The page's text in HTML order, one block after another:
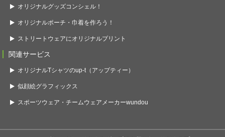
オリジナルグッズコンシェル！
オリジナルポーチ・巾着を作ろう！
ストリートウェアにオリジナルプリント
関連サービス
オリジナルTシャツのup-t（アップティー）
似顔絵グラフィックス
スポーツウェア・チームウェアメーカーwundou